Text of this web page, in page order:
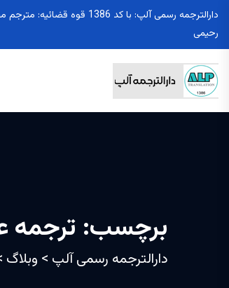
دارالترجمه رسمی آلپ: با کد 1386
رحیمی
برچسب: ترجمه
دارالترجمه رسمی آلپ > وبلاگ